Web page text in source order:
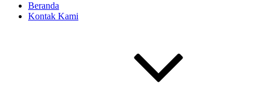
Beranda
Kontak Kami